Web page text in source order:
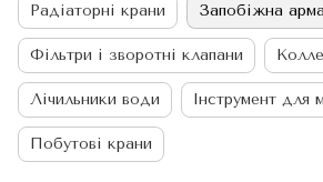
Радіаторні крани Запобіжна
Фільтри і зворотні клапани
Лічильники води Інструмент для
Побутові крани